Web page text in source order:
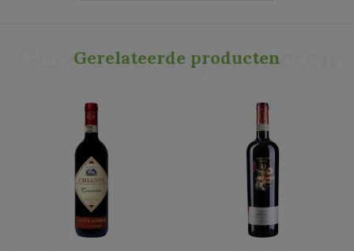
Gerelateerde producten
Gerelateerde producten